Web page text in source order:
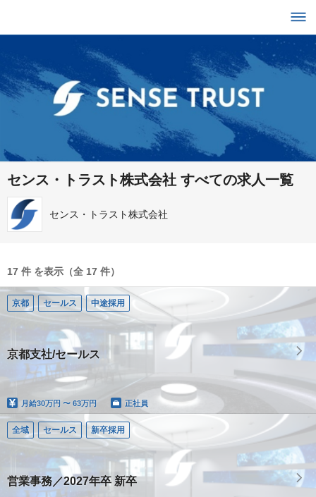
センス・トラスト株式会社 すべての求人一覧
センス・トラスト株式会社
17 件 を表示（全 17 件）
京都 セールス 中途採用
京都支社/セールス
月給30万円 〜 63万円 正社員
全域 セールス 新卒採用
営業事務／2027年卒 新卒